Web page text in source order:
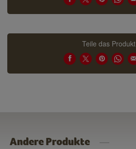
Teile das Produkt
Andere Produkte